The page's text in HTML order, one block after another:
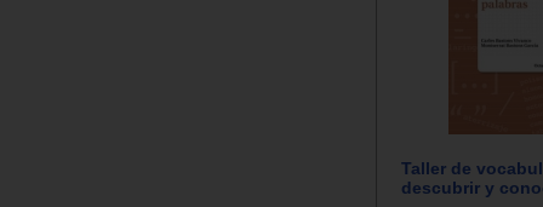
Taller de
descubrir y